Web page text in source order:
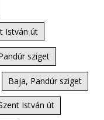
István út
sziget
Baja, Pandúr sziget
István út